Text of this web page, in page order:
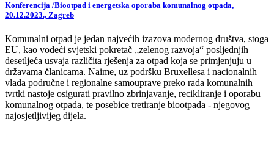
Konferencija /Biootpad i energetska oporaba komunalnog otpada,
20.12.2023., Zagreb
Komunalni otpad je jedan najvećih izazova modernog društva, stoga
EU, kao vodeći svjetski pokretač „zelenog razvoja“ posljednjih
desetljeća usvaja različita rješenja za otpad koja se primjenjuju u
državama članicama. Naime, uz podršku Bruxellesa i nacionalnih
vlada područne i regionalne samouprave preko rada komunalnih
tvrtki nastoje osigurati pravilno zbrinjavanje, recikliranje i oporabu
komunalnog otpada, te posebice tretiranje biootpada - njegovog
najosjetljivijeg dijela.